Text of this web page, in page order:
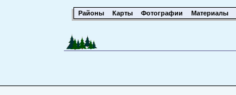
Районы Карты Фотографии Материалы